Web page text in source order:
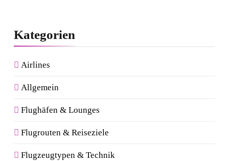
Kategorien
Airlines
Allgemein
Flughäfen & Lounges
Flugrouten & Reiseziele
Flugzeugtypen & Technik